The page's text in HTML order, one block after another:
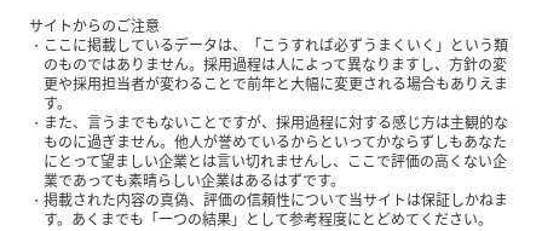
サイトからのご注意
ここに掲載しているデータは、「こうすれば必ずうまくいく」という類
のものではありません。採用過程は人によって異なりますし、方針の変
更や採用担当者が変わることで前年と大幅に変更される場合もありえま
す。
また、言うまでもないことですが、採用過程に対する感じ方は主観的な
ものに過ぎません。他人が誉めているからといってかならずしもあなた
にとって望ましい企業とは言い切れませんし、ここで評価の高くない企
業であっても素晴らしい企業はあるはずです。
掲載された内容の真偽、評価の信頼性について当サイトは保証しかねま
す。あくまでも「一つの結果」として参考程度にとどめてください。